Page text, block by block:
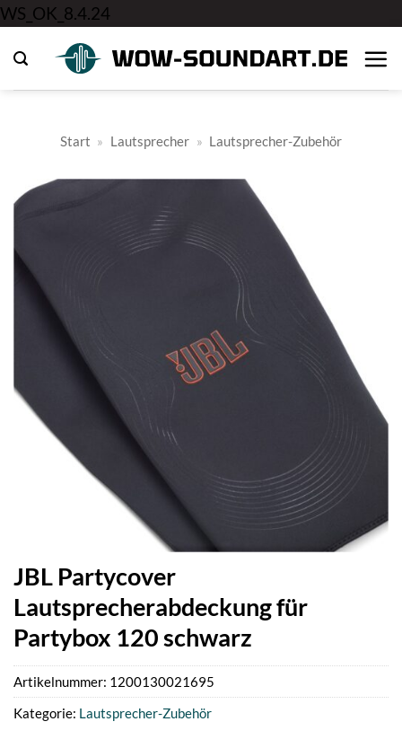
WS_OK_8.4.24
springen
Start » Lautsprecher » Lautsprecher-Zubehör
JBL Partycover
Lautsprecherabdeckung für
Partybox 120 schwarz
Artikelnummer: 1200130021695
Kategorie: Lautsprecher-Zubehör